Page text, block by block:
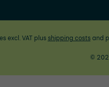
excl. VAT plus shipping costsand
©